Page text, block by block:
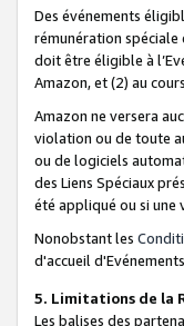
Des événements
rémunération spéciale
doit être éligible à
Amazon, et (2) au
Amazon ne versera
violation ou de toute
ou de logiciels
des Liens Spéciaux
été appliqué ou si une
Nonobstant les
d'accueil
5. Limitations de la
Les balises des